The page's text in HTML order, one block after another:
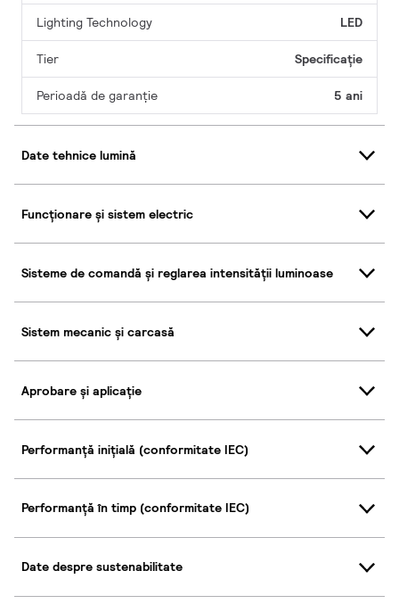
Lighting Technology LED
Tier Specificație
Perioadă de garanţie 5 ani
Date tehnice lumină
Funcționare și sistem electric
Sisteme de comandă și reglarea intensității luminoase
Sistem mecanic și carcasă
Aprobare și aplicație
Performanță inițială (conformitate IEC)
Performanță în timp (conformitate IEC)
Date despre sustenabilitate